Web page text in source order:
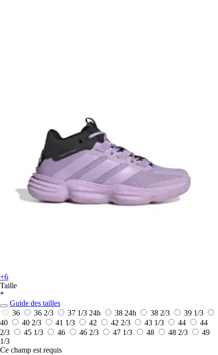
+6
Taille
*
Guide des tailles
36
36 2/3 37 1/3 24h 38 24h 38 2/3
39 1/3
40
40 2/3 41 1/3 42 42 2/3 43 1/3 44
44
2/3
45 1/3 46 46 2/3 47 1/3 48 48 2/3
49
1/3
Ce champ est requis